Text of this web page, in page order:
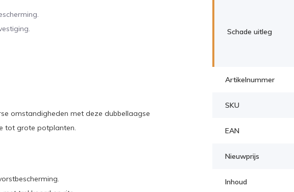
omstandigheden met deze dubbellaagse
tot grote potplanten.
Schade uitleg
Artikelnummer
SKU
EAN
Nieuwprijs
Inhoud